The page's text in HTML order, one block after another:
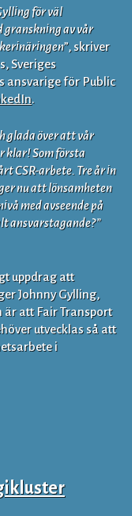
för väl
granskning av vår
”, skriver
Sveriges
ansvarige för Public
.
glada över att vår
klar! Som första
CSR-arbete. Tre år in
nu att lönsamheten
med avseende på
ansvarstagande?”
uppdrag att
Johnny Gylling,
är att Fair Transport
utvecklas så att
i